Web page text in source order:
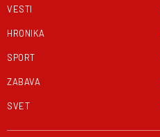
VESTI
HRONIKA
SPORT
ZABAVA
SVET